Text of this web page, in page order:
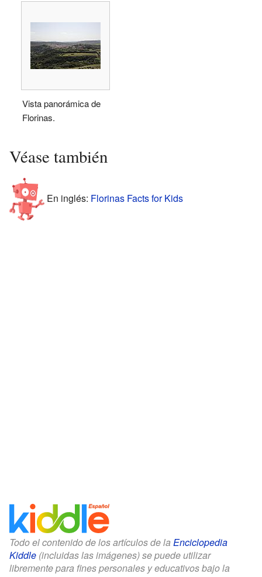
Vista panorámica de
Florinas.
Véase también
En inglés: Florinas Facts for Kids
Todo el contenido de los artículos de la Enciclopedia
Kiddle (incluidas las imágenes) se puede utilizar
libremente para fines personales y educativos bajo la